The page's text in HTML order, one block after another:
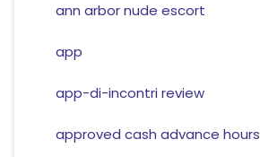
ann arbor nude escort
app
app-di-incontri review
approved cash advance hours